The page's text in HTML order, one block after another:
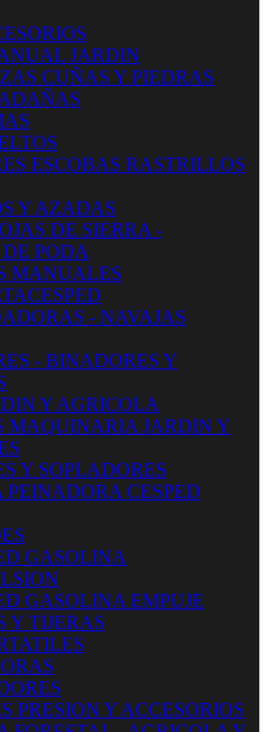
JARDIN
CUÑAS Y PIEDRAS
ESCOBAS RASTRILLOS
Y AZADAS
DE SIERRA -
PODA
MANUALES
- NAVAJAS
- BINADORES Y
Y AGRICOLA
MAQUINARIA JARDIN Y
Y SOPLADORES
CESPED
GASOLINA
GASOLINA EMPUJE
Y TIJERAS
PRESION Y ACCESORIOS